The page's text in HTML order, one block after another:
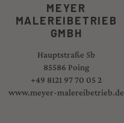
MEYER
MALEREIBETRIEB
GMBH
Hauptstraße 5b
85586 Poing
+49 8121 97 70 05 2
www.meyer-malereibetrieb.de